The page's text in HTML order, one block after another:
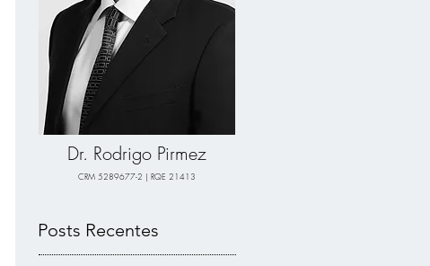
Dr. Rodrigo Pirmez
CRM 5289677-2 | RQE 21413
Posts Recentes